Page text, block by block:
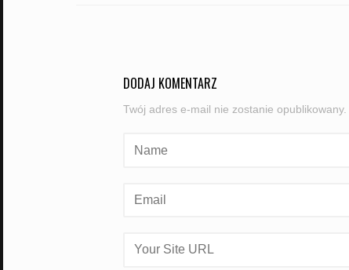
DODAJ KOMENTARZ
Twój adres e-mail nie zostanie opublikowany.